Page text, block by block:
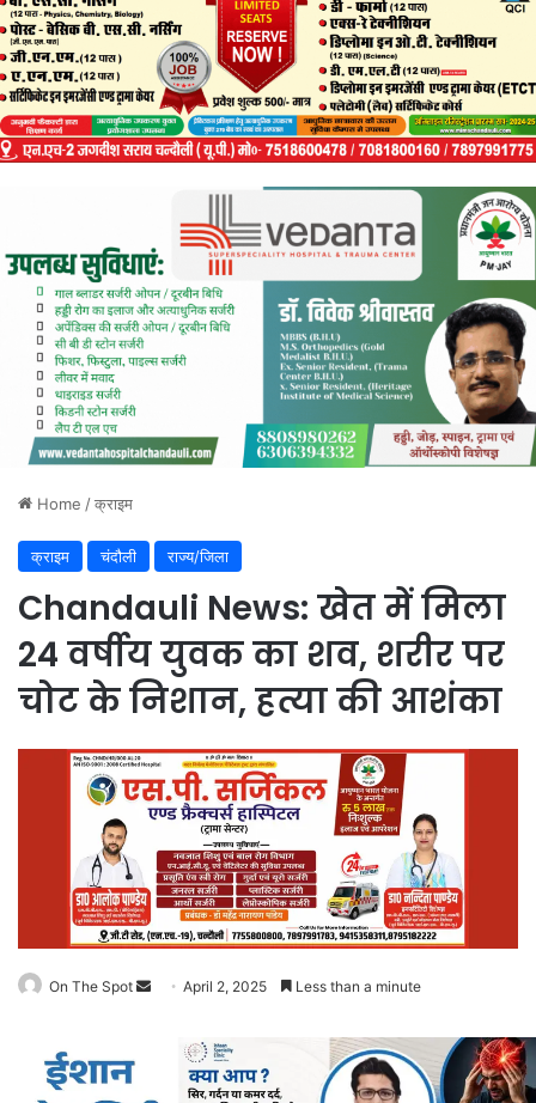
Home /क्राइम
क्राइम चंदौली राज्य/जिला
Chandauli News: खेत में मिला
24 वर्षीय युवक का शव, शरीर पर
चोट के निशान, हत्या की आशंका
On The Spot
Send
email
April 2, 2025 Less than a minute